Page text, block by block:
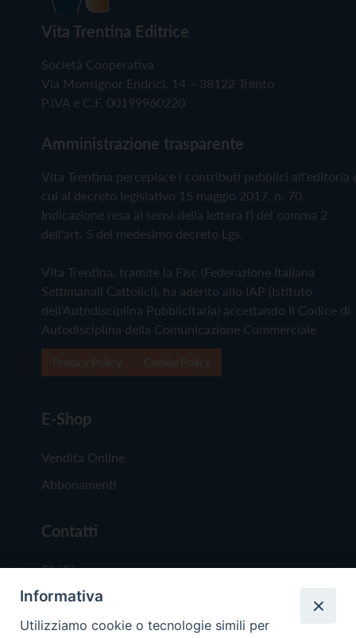
Vita Trentina Editrice
Società Cooperativa
Via Monsignor Endrici, 14 – 38122 Trento
P.IVA e C.F. 00199960220
Amministrazione trasparente
Vita Trentina percepisce i contributi pubblici all'editoria
cui al decreto legislativo 15 maggio 2017, n. 70.
Indicazione resa ai sensi della lettera f) del comma 2
dell'art. 5 del medesimo decreto Lgs.
Vita Trentina, tramite la Fisc (Federazione Italiana
Settimanali Cattolici), ha aderito allo IAP (Istituto
dell'Autodisciplina Pubblicitaria) accettando il Codice di
Autodisciplina della Comunicazione Commerciale
E-Shop
Vendita Online
Abbonamenti
Contatti
Chi Siamo
Redazione
Scrivici
Informativa
Utilizziamo cookie o tecnologie simili per